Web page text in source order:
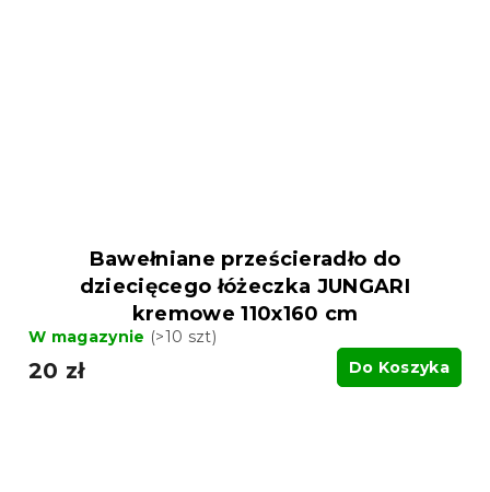
Bawełniane prześcieradło do
dziecięcego łóżeczka JUNGARI
kremowe 110x160 cm
W magazynie (>10 szt)
20 zł Do Koszyka